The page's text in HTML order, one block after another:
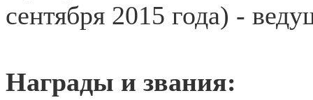
сентября 2015 года) -
Награды и звания: